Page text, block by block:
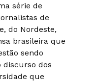
série de
de
do Nordeste,
brasileira que
sendo
discurso dos
que